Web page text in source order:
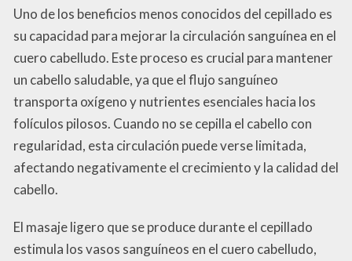
Uno de los beneficios menos conocidos del cepillado es
su capacidad para mejorar la circulación sanguínea en el
cuero cabelludo. Este proceso es crucial para mantener
un cabello saludable, ya que el flujo sanguíneo
transporta oxígeno y nutrientes esenciales hacia los
folículos pilosos. Cuando no se cepilla el cabello con
regularidad, esta circulación puede verse limitada,
afectando negativamente el crecimiento y la calidad del
cabello.
El masaje ligero que se produce durante el cepillado
estimula los vasos sanguíneos en el cuero cabelludo,